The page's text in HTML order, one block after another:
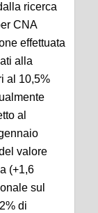
ricerca
CNA
effettuata
alla
al 10,5%
al
valore
(+1,6
sul
di